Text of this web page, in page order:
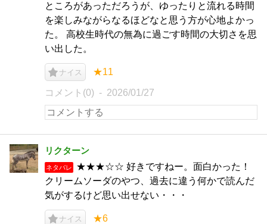
ところがあっただろうが、ゆったりと流れる時間
を楽しみながらなるほどなと思う方が心地よかっ
た。 高校生時代の無為に過ごす時間の大切さを思
い出した。
ナイス ★11
コメント(0) 2026/01/27
リクターン
ネタバレ
★★★☆☆ 好きですねー。面白かった！
クリームソーダのやつ、過去に違う何かで読んだ
気がするけど思い出せない・・・
ナイス ★6